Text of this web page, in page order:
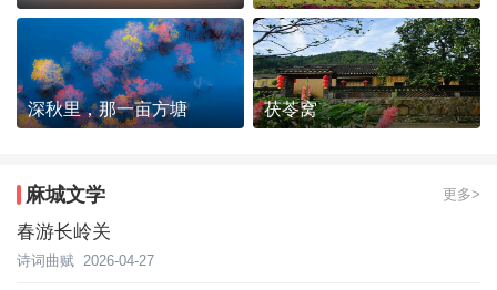
路发布~
深秋里，那一亩方塘 茯苓窝
麻城文学 更多>
春游长岭关
诗词曲赋 2026-04-27